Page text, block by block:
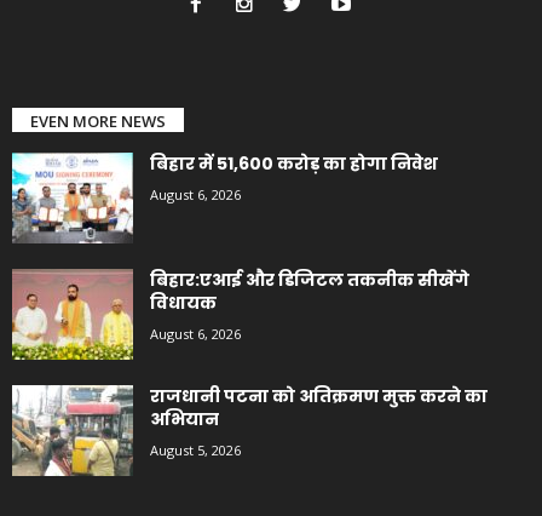
EVEN MORE NEWS
बिहार में 51,600 करोड़ का होगा निवेश
August 6, 2026
बिहार:एआई और डिजिटल तकनीक सीखेंगे
विधायक
August 6, 2026
राजधानी पटना को अतिक्रमण मुक्त करने का
अभियान
August 5, 2026